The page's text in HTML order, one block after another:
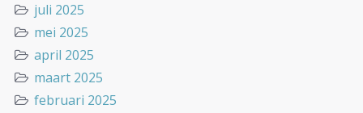
juli 2025
mei 2025
april 2025
maart 2025
februari 2025